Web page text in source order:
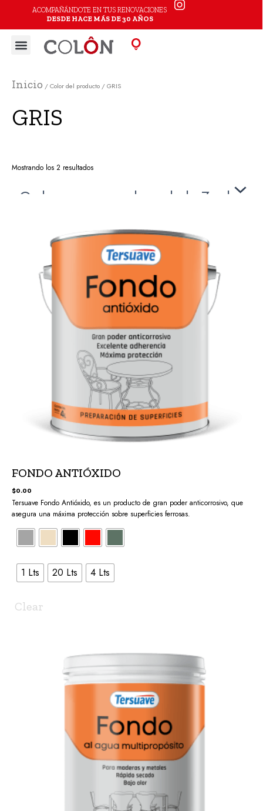
al
contenido
ACOMPAÑÁNDOTE EN TUS RENOVACIONES
DESDE HACE MÁS DE 30 AÑOS
Menu
Inicio / Color del producto / GRIS
GRIS
Mostrando los 2 resultados
FONDO ANTIÓXIDO
$0.00
Tersuave Fondo Antióxido, es un producto de gran poder anticorrosivo, que
asegura una máxima protección sobre superficies ferrosas.
1 Lts 20 Lts 4 Lts
Clear